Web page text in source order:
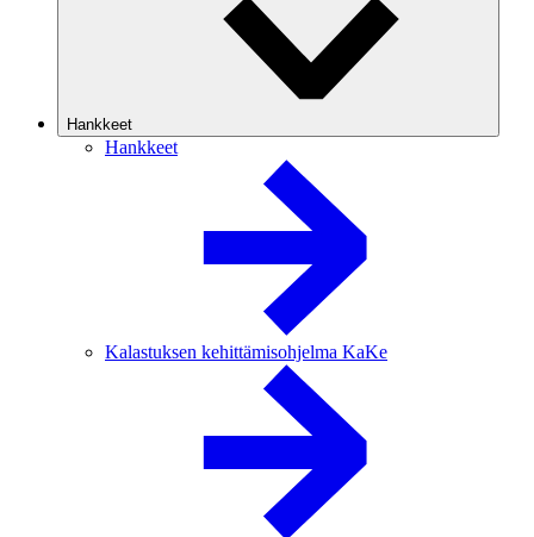
Hankkeet
Hankkeet
Kalastuksen kehittämisohjelma KaKe